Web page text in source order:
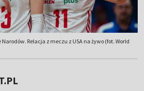
Relacja z meczu z USA na żywo (fot. World